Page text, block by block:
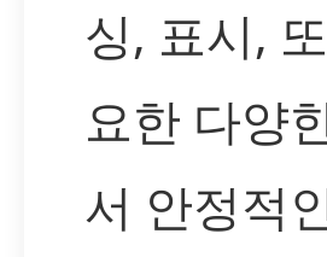
싱, 표시,
요한 다양
서 안정적